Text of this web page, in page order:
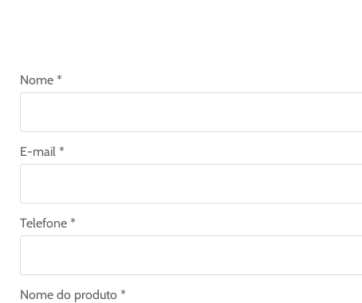
Nome *
E-mail *
Telefone *
Nome do produto *